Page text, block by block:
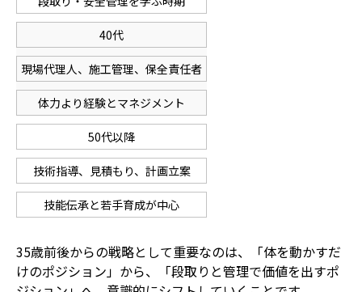
40代
現場代理人、施工管理、保全責任者
体力より経験とマネジメント
50代以降
技術指導、見積もり、計画立案
技能伝承と若手育成が中心
35歳前後からの戦略として重要なのは、「体を動かすだ
けのポジション」から、「段取りと管理で価値を出すポ